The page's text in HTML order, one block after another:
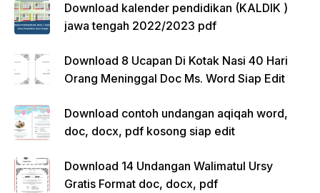
Download kalender pendidikan (KALDIK )
jawa tengah 2022/2023 pdf
Download 8 Ucapan Di Kotak Nasi 40 Hari
Orang Meninggal Doc Ms. Word Siap Edit
Download contoh undangan aqiqah word,
doc, docx, pdf kosong siap edit
Download 14 Undangan Walimatul Ursy
Gratis Format doc, docx, pdf